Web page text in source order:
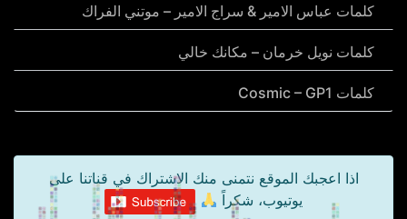
كلمات عباس الامير & سراج الامير – موتني الفراك
كلمات نويل خرمان – مكانك خالي
كلمات Cosmic – GP1
اذا اعجبك الموقع نتمنى منك الاشتراك في قناتنا على
يوتيوب، شكراً